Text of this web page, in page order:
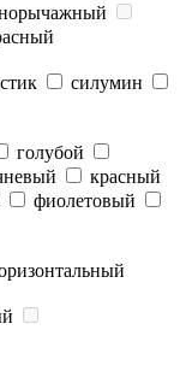
силумин
голубой
красный
фиолетовый